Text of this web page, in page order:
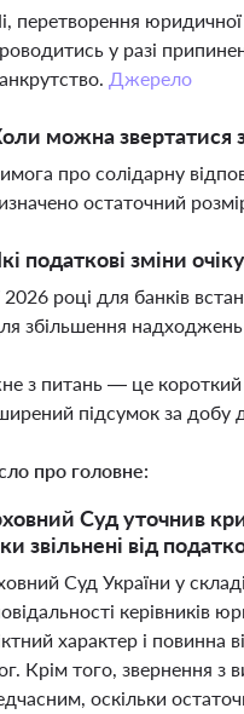
перетворення
у разі
Джерело
можна звертатися
про солідарну
остаточний
податкові зміни
році для банків
збільшення
з питань — це короткий
підсумок за добу
про головне:
Суд уточнив
звільнені від
Суд України у
керівників
характер і повинна
Крім того, звернення з
оскільки